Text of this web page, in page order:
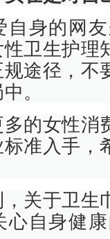
自身的网
卫生护理
途径，不
。
多的女性消
准入手，
关于卫生
心自身健